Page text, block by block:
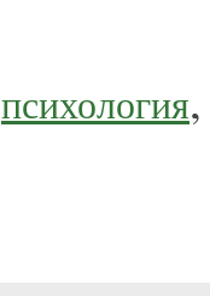
психология